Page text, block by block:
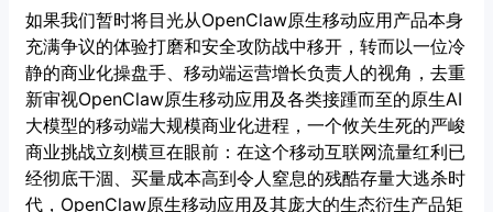
如果我们暂时将目光从OpenClaw原生移动应用产品本身
充满争议的体验打磨和安全攻防战中移开，转而以一位冷
静的商业化操盘手、移动端运营增长负责人的视角，去重
新审视OpenClaw原生移动应用及各类接踵而至的原生AI
大模型的移动端大规模商业化进程，一个攸关生死的严峻
商业挑战立刻横亘在眼前：在这个移动互联网流量红利已
经彻底干涸、买量成本高到令人窒息的残酷存量大逃杀时
代，OpenClaw原生移动应用及其庞大的生态衍生产品矩